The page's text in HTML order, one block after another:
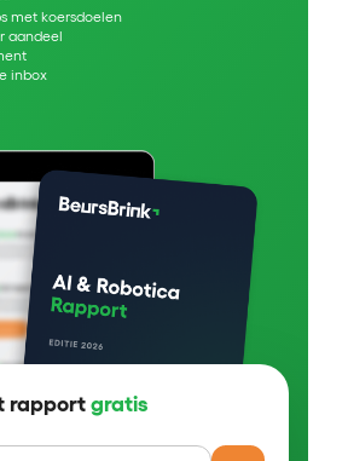
met koersdoelen
aandeel
inbox
rapport gratis